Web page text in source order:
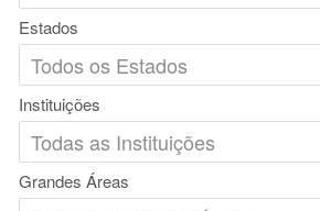
Estados
Instituições
Grandes Áreas